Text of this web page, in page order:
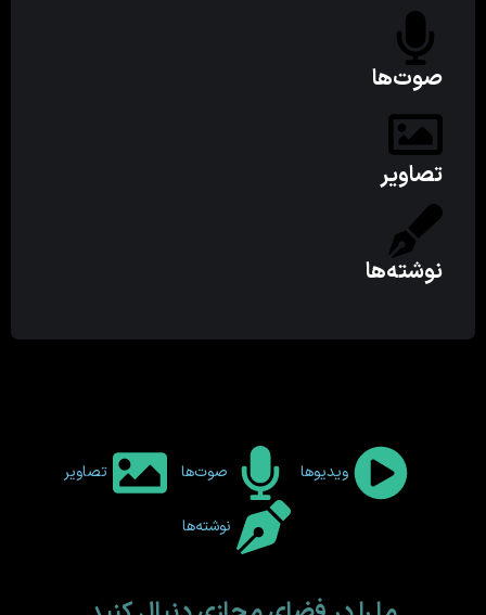
صوت‌ها
تصاویر
نوشته‌ها
ویدیوها صوت‌ها تصاویر
نوشته‌ها